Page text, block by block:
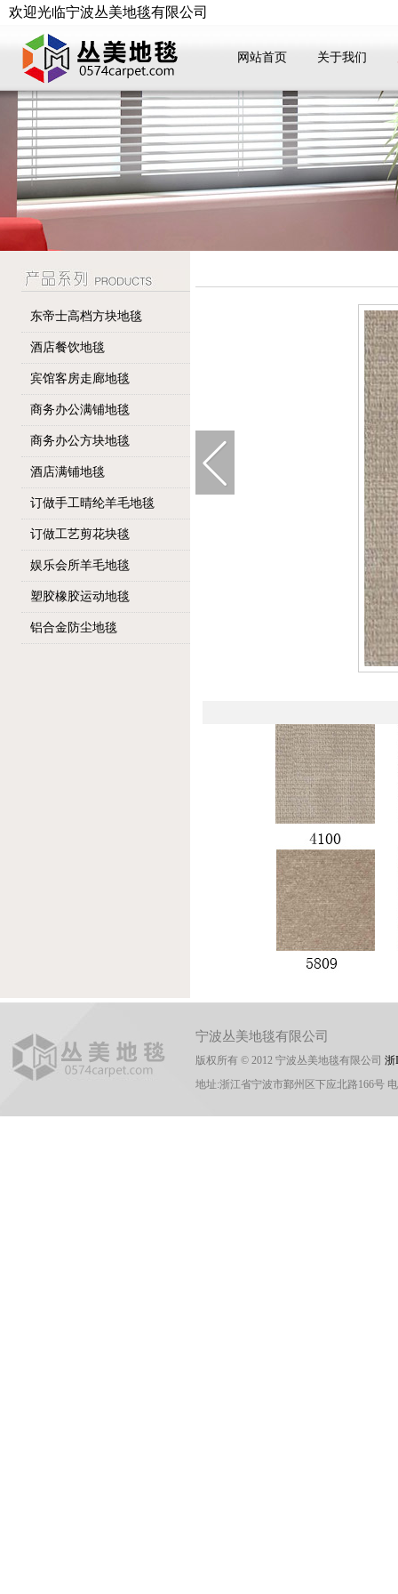
欢迎光临宁波丛美地毯有限公司
网站首页 关于我们
东帝士高档方块地毯
酒店餐饮地毯
宾馆客房走廊地毯
商务办公满铺地毯
商务办公方块地毯
酒店满铺地毯
订做手工晴纶羊毛地毯
订做工艺剪花块毯
娱乐会所羊毛地毯
塑胶橡胶运动地毯
铝合金防尘地毯
宁波丛美地毯有限公司
版权所有 © 2012 宁波丛美地毯有限公司 浙
地址:浙江省宁波市鄞州区下应北路166号 电